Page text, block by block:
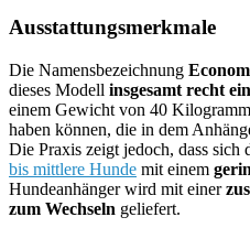
Ausstattungsmerkmale
Die Namensbezeichnung
dieses Modell insgesamt recht
einem Gewicht von 40
haben können, die in dem
Die Praxis zeigt jedoch, dass
bis mittlere Hunde mit einem
Hundeanhänger wird mit einer
zum Wechseln geliefert.